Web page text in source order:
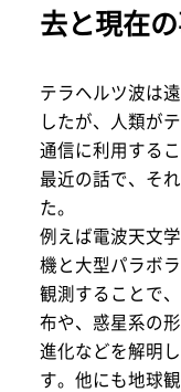
去と現在
テラヘルツ波は
したが、人類が
通信に利用する
最近の話で、そ
た。
例えば電波天文
機と大型パラボ
観測することで
布や、惑星系の
進化などを解明
す。他にも地球